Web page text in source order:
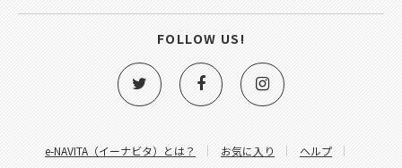
e-NAVITA（イーナビタ）とは？ お気に入り
ヘルプ
FOLLOW US!